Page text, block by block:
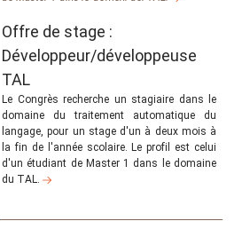
Offre de stage :
Développeur/développeuse
TAL
Le Congrès recherche un stagiaire dans le
domaine du traitement automatique du
langage, pour un stage d'un à deux mois à
la fin de l'année scolaire. Le profil est celui
d'un étudiant de Master 1 dans le domaine
du TAL.